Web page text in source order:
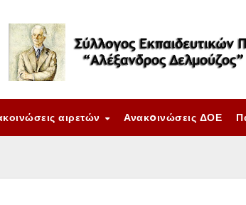
αιρετών Ανακoινώσεις ΔΟΕ